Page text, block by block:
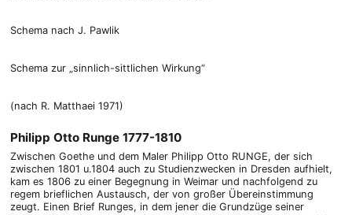
Schema nach J. Pawlik
Schema zur „sinnlich-sittlichen Wirkung“
(nach R. Matthaei 1971)
Philipp Otto Runge 1777-1810
Zwischen Goethe und dem Maler Philipp Otto RUNGE, der sich
zwischen 1801 u.1804 auch zu Studienzwecken in Dresden aufhielt,
kam es 1806 zu einer Begegnung in Weimar und nachfolgend zu
regem brieflichen Austausch, der von großer Übereinstimmung
zeugt. Einen Brief Runges, in dem jener die Grundzüge seiner